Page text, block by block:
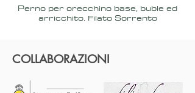
Perno per orecchino base, buble ed
arricchito. Filato Sorrento
COLLABORAZIONI